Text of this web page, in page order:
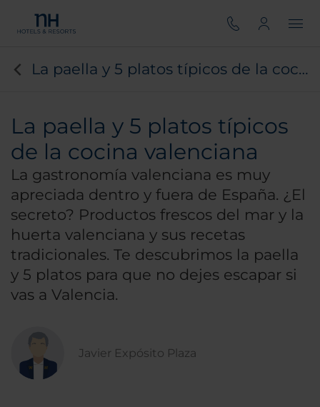
La paella y 5 platos típicos de la cocina valenciana
La paella y 5 platos típicos
de la cocina valenciana
La gastronomía valenciana es muy
apreciada dentro y fuera de España. ¿El
secreto? Productos frescos del mar y la
huerta valenciana y sus recetas
tradicionales. Te descubrimos la paella
y 5 platos para que no dejes escapar si
vas a Valencia.
Javier Expósito Plaza